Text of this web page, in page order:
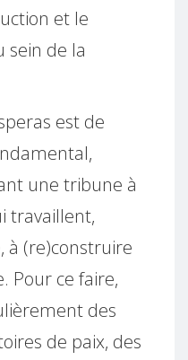
et le
sein de la
est de
une tribune à
travaillent,
à (re)construire
Pour ce faire,
des
de paix, des